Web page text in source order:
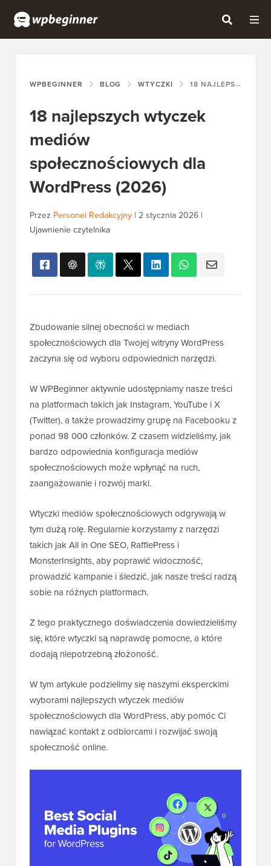
WPBEGINNER BLOG WTYCZKI 18 NAJLEPSZYCH WTYCZEK MEDIÓW SPOŁECZNOŚCIOWYCH DLA WORDPRESS (2026)
18 najlepszych wtyczek
mediów
społecznościowych dla
WordPress (2026)
Przez Personel Redakcyjny | 2 stycznia 2026 |
Ujawnienie czytelnika
Zbudowanie silnej obecności w mediach
społecznościowych dla Twojej witryny WordPress
zaczyna się od wyboru odpowiednich narzędzi.
W WPBeginner aktywnie udostępniamy nasze treści
na platformach takich jak Instagram, YouTube i X
(Twitter), a także prowadzimy grupę na Facebooku z
ponad 98 000 członków. Z czasem widzieliśmy, jak
bardzo odpowiednia konfiguracja mediów
społecznościowych może wpłynąć na ruch,
zaangażowanie i rozwój marki.
Wtyczki mediów społecznościowych odgrywają w
tym dużą rolę. Regularnie korzystamy z narzędzi
takich jak All in One SEO, RafflePress i
MonsterInsights, aby poprawić widoczność,
prowadzić kampanie i śledzić, jak nasze treści radzą
sobie na różnych platformach.
Z tego praktycznego doświadczenia dowiedzieliśmy
się, które wtyczki są naprawdę pomocne, a które
dodają niepotrzebną złożoność.
W tym artykule podzielimy się naszymi eksperckimi
wyborami najlepszych wtyczek mediów
społecznościowych dla WordPress, aby pomóc Ci
nawiązać kontakt z odbiorcami i rozwijać swoją
społeczność online.